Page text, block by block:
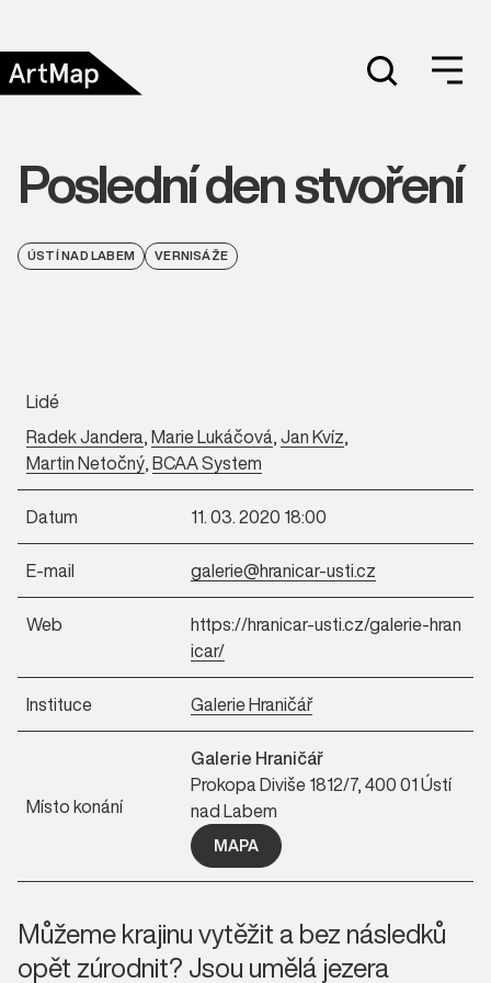
Poslední den stvoření
ÚSTÍ NAD LABEM VERNISÁŽE
Lidé
Radek Jandera,Marie Lukáčová,Jan Kvíz,
Martin Netočný,BCAA System
Datum 11. 03. 2020 18:00
E-mail galerie@hranicar-usti.cz
Web
https://hranicar-usti.cz/galerie-hran
icar/
Instituce Galerie Hraničář
Místo konání
Galerie Hraničář
Prokopa Diviše 1812/7, 400 01 Ústí
nad Labem
MAPA
Můžeme krajinu vytěžit a bez následků
opět zúrodnit? Jsou umělá jezera